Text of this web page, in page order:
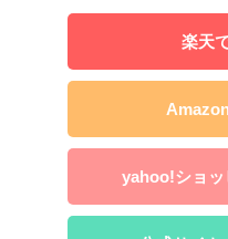
楽天
yahoo!ショッ